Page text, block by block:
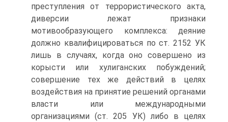
преступления от террористического акта,
диверсии лежат признаки
мотивообразующего комплекса: деяние
должно квалифицироваться по ст. 2152 УК
лишь в случаях, когда оно совершено из
корысти или хулиганских побуждений;
совершение тех же действий в целях
воздействия на принятие решений органами
власти или международными
организациями (ст. 205 УК) либо в целях